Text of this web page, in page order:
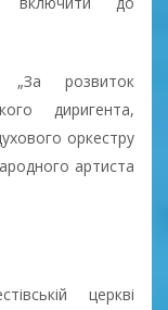
„За розвиток
диригента,
оркестру
артиста
церкві